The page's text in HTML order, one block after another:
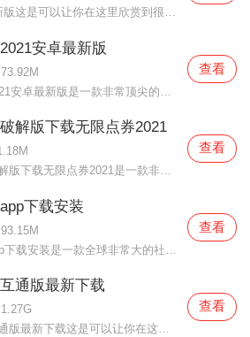
QQ空间最新版这是可以让你在这里欣赏到很多优质的内容欣赏体验的手机视频软件，在这里的内容有很多都是好友的动态，而且还有很多的互动功能可以让你跟好友之间的亲密度再次提升，大家在这里可以感受到很多优质的社交和很多有趣的心情分享，不仅可以跟人互动，这软件也是自己
安卓最新版
73.92M
查看
解版下载无限点券2021
王者荣耀破解版下载无限点券2021是一款非常火热的手机游戏。在这款王者荣耀破解版下载无限点券2021中有着非常好用的辅助工具，在这里面你可以轻轻松松就获得点券的使用，而且还是可以无限使用的哦，完全没有受限制，只要你下载了这款王者荣耀破解版下载无限点券2021之后就可以
查看
下载安装
93.15M
查看
通版最新下载
1.27G
梦幻西游互通版最新下载这是可以让你在这里得到很多不一样的快乐互动内容的手机软件，不只是可以自由的去欣赏到很多不一样的欢乐内容，还有各种精彩的战斗模式可以给你全新的体验，大家在这里还可以自由的和很多的小伙伴们一起开心的进行各种战斗，进行有趣的开黑，感受到
查看